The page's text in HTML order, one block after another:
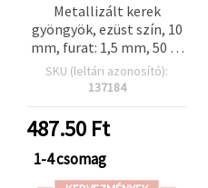
Metallizált kerek
gyöngyök, ezüst szín, 10
mm, furat: 1,5 mm, 50 g-
os csomag (kb. 95 db)
SKU (leltári azonosító):
137184
487.50 Ft
1-4 csomag